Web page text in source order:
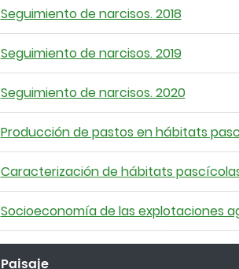
Seguimiento de narcisos. 2018
Seguimiento de narcisos. 2019
Seguimiento de narcisos. 2020
Producción de pastos en hábitats
Caracterización de hábitats
Socioeconomía de las explotaciones
Paisaje